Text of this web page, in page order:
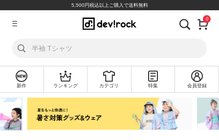
5,500円税込以上ご購入で送料無料
ロ
グ
イ
ン
新
規
会
員
登
0
新作 ランキング カテゴリ 特集 会員登録